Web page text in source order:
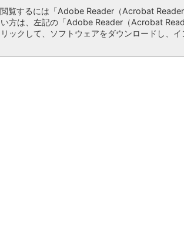
覧するには「Adobe Reader（Acrobat
方は、左記の「Adobe Reader（Acrobat
ックして、ソフトウェアをダウンロードし、イ